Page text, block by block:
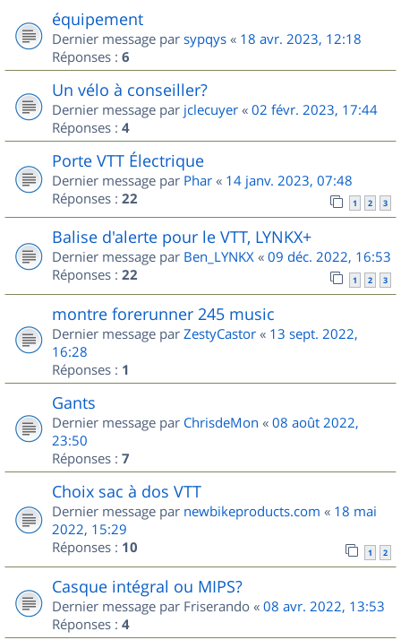
équipement
Dernier message par sypqys « 18 avr. 2023, 12:18
Réponses : 6
Un vélo à conseiller?
Dernier message par jclecuyer « 02 févr. 2023, 17:44
Réponses : 4
Porte VTT Électrique
Dernier message par Phar « 14 janv. 2023, 07:48
Réponses : 22 1 2 3
Balise d'alerte pour le VTT, LYNKX+
Dernier message par Ben_LYNKX « 09 déc. 2022, 16:53
Réponses : 22 1 2 3
montre forerunner 245 music
Dernier message par ZestyCastor « 13 sept. 2022,
16:28
Réponses : 1
Gants
Dernier message par ChrisdeMon « 08 août 2022,
23:50
Réponses : 7
Choix sac à dos VTT
Dernier message par newbikeproducts.com « 18 mai
2022, 15:29
Réponses : 10 1 2
Casque intégral ou MIPS?
Dernier message par Friserando « 08 avr. 2022, 13:53
Réponses : 4